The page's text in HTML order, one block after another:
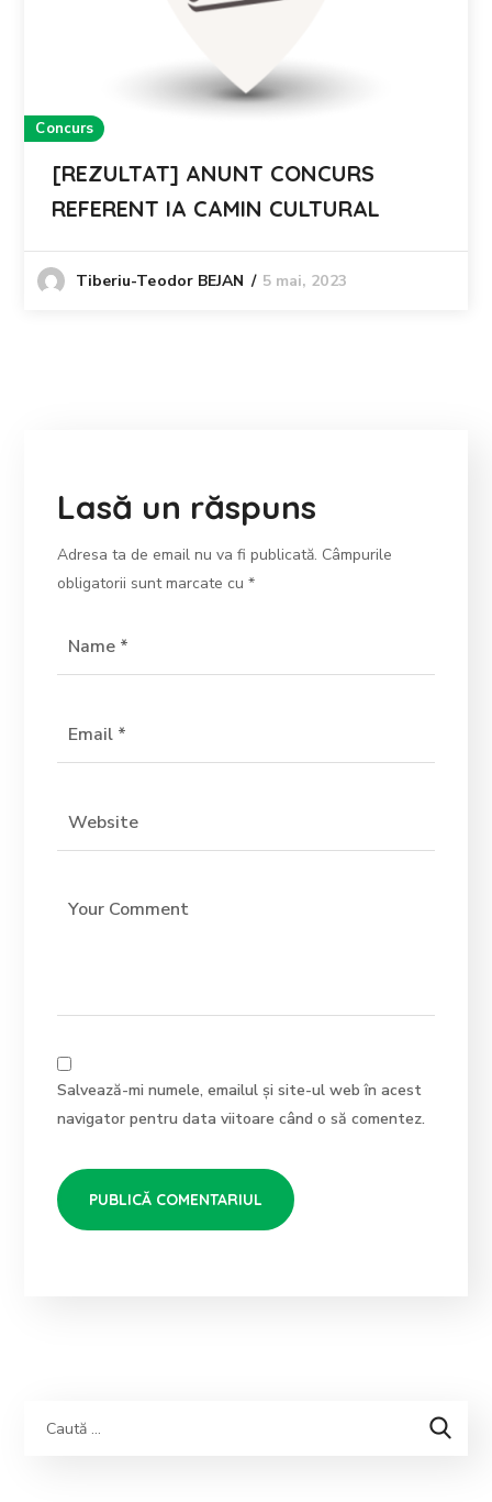
Concurs
[REZULTAT] ANUNT CONCURS
REFERENT IA CAMIN CULTURAL
Tiberiu-Teodor BEJAN 5 mai, 2023
Lasă un răspuns
Adresa ta de email nu va fi publicată. Câmpurile
obligatorii sunt marcate cu*
Salvează-mi numele, emailul și site-ul web în acest
navigator pentru data viitoare când o să comentez.